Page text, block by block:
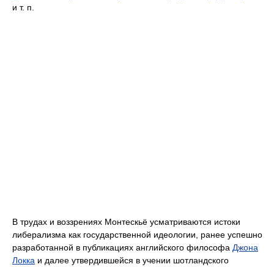
и т. п.
В трудах и воззрениях Монтескьё усматриваются истоки
либерализма как государственной идеологии, ранее успешно
разработанной в публикациях английского философа Джона
Локка и далее утвердившейся в учении шотландского